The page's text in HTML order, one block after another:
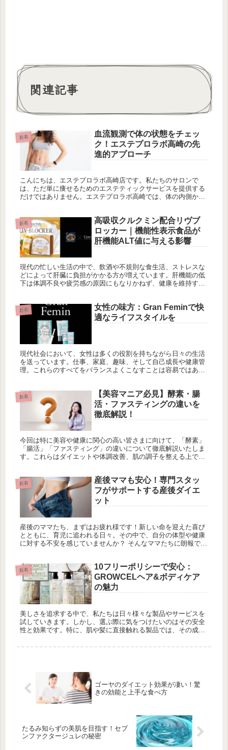
関連記事
新着
血流観測で体の状態をチェッ
ク！エステプロラボ高崎の先
進的アプローチ
こんにちは、エステプロラボ高崎店です。私たちのサロンで
は、ただ単に痩せるためのエステティックサービスを提供する
だけではありません。エステプロラボ高崎では、体の内側から
新着
高吸収クルクミン配合リヴブ
ロッカー｜機能性表示食品が
肝機能ALT値に与える影響
現代の忙しい生活の中で、飲酒や不規則な食生活、ストレスな
どによって肝臓に負担がかかる方が増えています。肝機能の低
下は体調不良や疲労感の原因にもなりかねず、健康を維持する
新着
女性の味方：Gran Feminで快
適なライフスタイルを
現代社会において、女性は多くの役割を持ちながら日々の生活
を送っています。仕事、家庭、趣味、そして自己成長や健康管
理。これらのすべてをバランスよくこなすことは容易ではあり
新着
【美容マニア必見】酵素・腸
活・ファスティングの違いを
徹底解説！
今回は特に美容や健康に関心の高い皆さまに向けて、「酵素」
「腸活」「ファスティング」の違いについて徹底解説いたしま
す。これらはダイエットや体調改善、肌の調子を整える上で重
新着
産後ママも安心！専門スタッ
フがサポートする産後ダイエ
ット
産後のママたち、まずはお疲れ様です！新しい命を迎えた喜び
とともに、育児に追われる日々。その中で、自分の体型や健康
に対する不安を感じていませんか？ そんなママたちに朗報で
新着
10フリーポリシーで安心：
GROWCELヘア&ボディケア
の魅力
美しさを追求する中で、私たちは日々様々な製品やサービスを
試していきます。しかし、選ぶ際に気をつけたいのはその安全
性と効果です。特に、肌や髪に直接触れる製品では、その成分
ゴーヤのダイエット効果が凄い！驚
きの効能と上手な食べ方
たるみ知らずの美肌を目指す！セブ
ンファクタージュレの秘密